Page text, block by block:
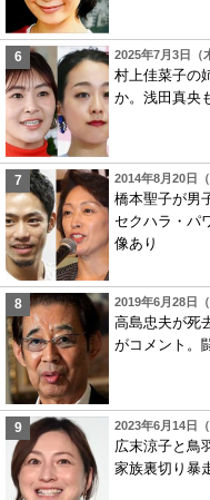
2025年7月3日（
村上佳菜子の
か。浅田真央
2014年8月20日
橋本聖子が男
セクハラ・パ
像あり
2019年6月28日
高島忠夫が死
がコメント。
2023年6月14日
広末涼子と鳥
家族裏切り暴